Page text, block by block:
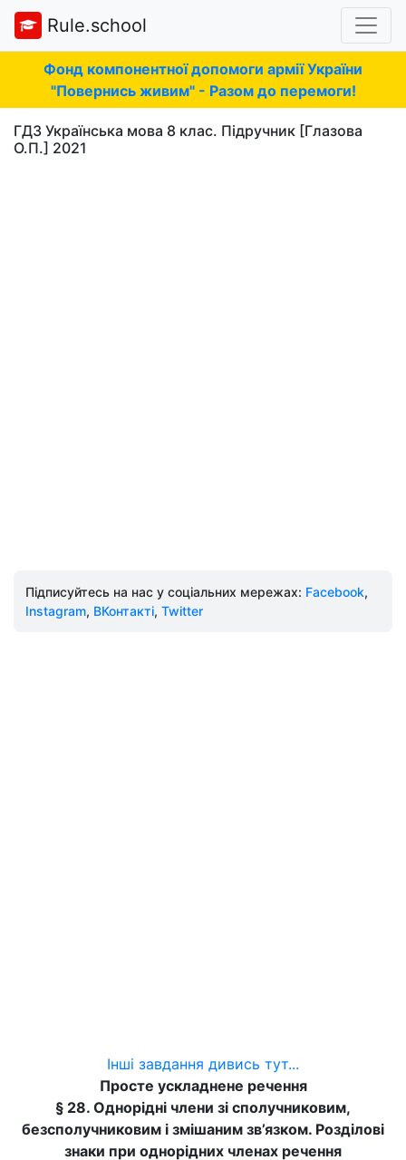
Rule.school
Фонд компонентної допомоги армії України
"Повернись живим" - Разом до перемоги!
ГДЗ Українська мова 8 клас. Підручник [Глазова
О.П.] 2021
Підписуйтесь на нас у соціальних мережах: Facebook,
Instagram, ВКонтакті, Twitter
Інші завдання дивись тут...
Просте ускладнене речення
§ 28. Однорідні члени зі сполучниковим,
безсполучниковим і змішаним зв’язком. Розділові
знаки при однорідних членах речення